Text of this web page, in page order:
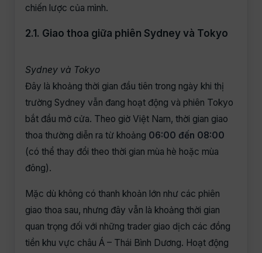
chiến lược của mình.
2.1. Giao thoa giữa phiên Sydney và Tokyo
Sydney và Tokyo
Đây là khoảng thời gian đầu tiên trong ngày khi thị
trường Sydney vẫn đang hoạt động và phiên Tokyo
bắt đầu mở cửa. Theo giờ Việt Nam, thời gian giao
thoa thường diễn ra từ khoảng 06:00 đến 08:00
(có thể thay đổi theo thời gian mùa hè hoặc mùa
đông).
Mặc dù không có thanh khoản lớn như các phiên
giao thoa sau, nhưng đây vẫn là khoảng thời gian
quan trọng đối với những trader giao dịch các đồng
tiền khu vực châu Á – Thái Bình Dương. Hoạt động